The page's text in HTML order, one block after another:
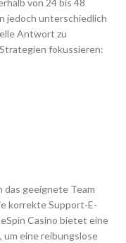
von 24 bis 48
jedoch unterschiedlich
Antwort zu
fokussieren:
das geeignete Team
korrekte Support-E-
Casino bietet eine
um eine reibungslose